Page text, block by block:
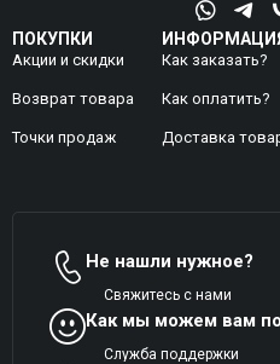
ПОКУПКИ
Акции и скидки
Возврат товара
Точки продаж
Как заказать?
Как оплатить?
Доставка
Не нашли нужное?
Свяжитесь с нами
Как мы можем вам
Служба поддержки